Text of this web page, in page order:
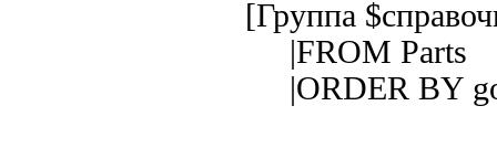
[Группа
|FROM Parts
|ORDER BY